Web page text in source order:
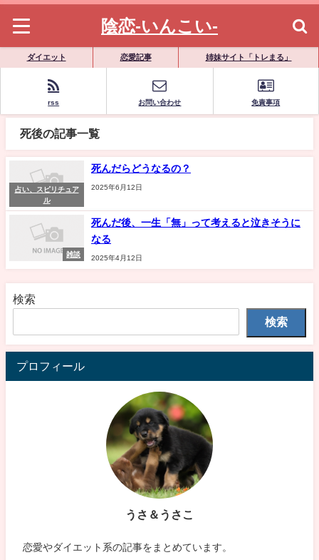
陰恋-いんこい-
ダイエット 恋愛記事 姉妹サイト「トレまる」
rss お問い合わせ 免責事項
死後の記事一覧
占い、スピリチュア
ル
死んだらどうなるの？
2025年6月12日
雑談
死んだ後、一生「無」って考えると泣きそうに
なる
2025年4月12日
検索
検索
プロフィール
うさ＆うさこ
恋愛やダイエット系の記事をまとめています。